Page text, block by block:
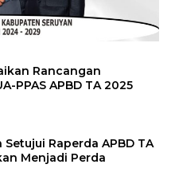
Rancangan
PPAS APBD TA 2025
Setujui Raperda APBD TA
Menjadi Perda